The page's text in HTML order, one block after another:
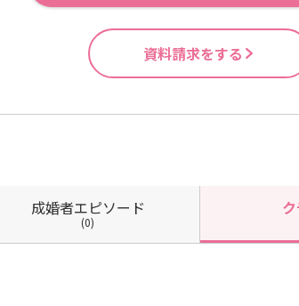
資料請求をする
成婚者エピソード
(0)